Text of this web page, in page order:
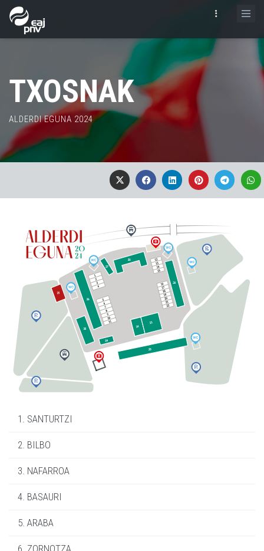
TXOSNAK
ALDERDI EGUNA 2024
1. SANTURTZI
2. BILBO
3. NAFARROA
4. BASAURI
5. ARABA
6. ZORNOTZA